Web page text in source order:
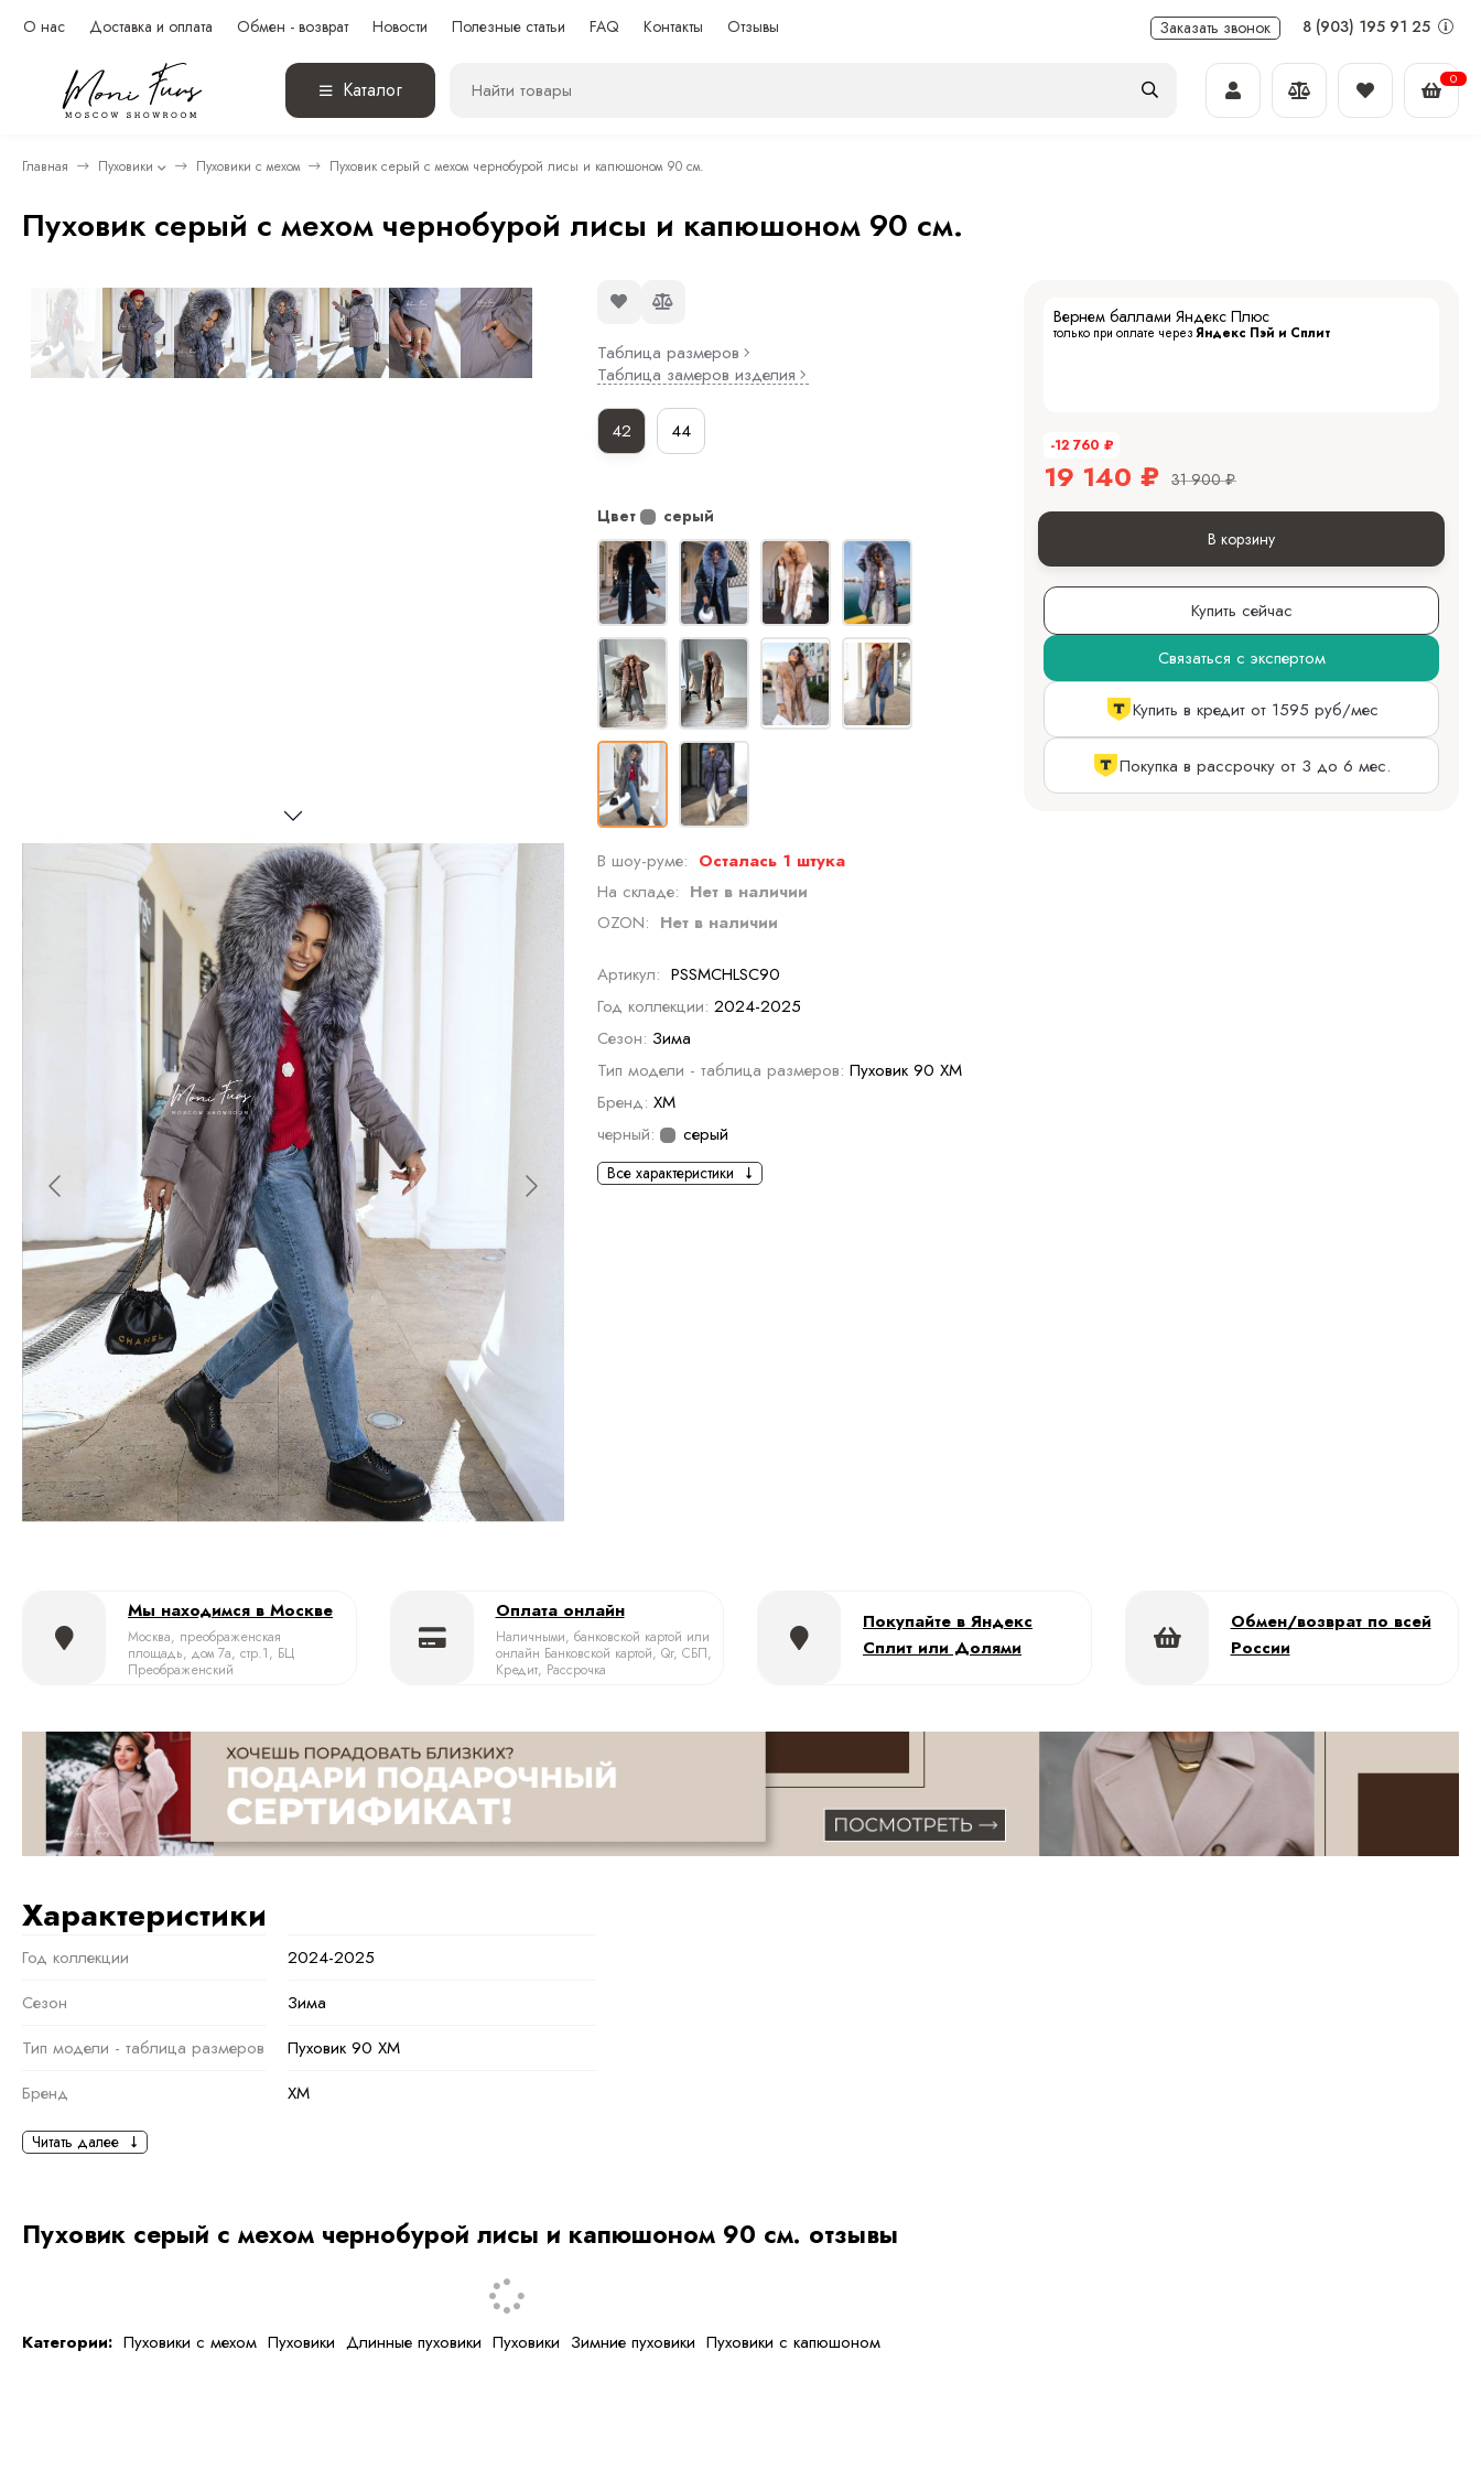
О нас Доставка и оплата Обмен - возврат Новости Полезные статьи FAQ Контакты Отзывы Заказать звонок 8 (903) 195 91 25
Каталог 0
Главная Пуховики Пуховики с мехом Пуховик серый с мехом чернобурой лисы и капюшоном 90 см.
Пуховик серый с мехом чернобурой лисы и капюшоном 90 см.
Таблица размеров
Таблица замеров изделия
42 44
Цвет серый
В шоу-руме: Осталась 1 штука
На складе: Нет в наличии
OZON: Нет в наличии
Артикул: PSSMCHLSC90
Год коллекции: 2024-2025
Сезон: Зима
Тип модели - таблица размеров: Пуховик 90 ХМ
Бренд: XM
черный:
серый
Все характеристики
Вернем баллами Яндекс Плюс
только при оплате черезЯндекс Пэй и Сплит
-12 760 ₽
19 140 ₽ 31 900 ₽
В корзину
Купить сейчас
Связаться с экспертом
Купить в кредит от 1595 руб/мес
Покупка в рассрочку от 3 до 6 мес.
Мы находимся в Москве
Москва, преображенская
площадь, дом 7а, стр.1, БЦ
Преображенский
Оплата онлайн
Наличными, банковской картой или
онлайн Банковской картой, Qr, СБП,
Кредит, Рассрочка
Покупайте в Яндекс
Сплит или Долями
Обмен/возврат по всей
России
Характеристики
Год коллекции
2024-2025
Сезон
Зима
Тип модели - таблица размеров
Пуховик 90 ХМ
Бренд
XM
Основная информация
Ткань
Полиэстер
Читать далее
Пуховик серый с мехом чернобурой лисы и капюшоном 90 см. отзывы
Категории: Пуховики с мехом Пуховики Длинные пуховики Пуховики Зимние пуховики Пуховики с капюшоном